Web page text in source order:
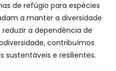
de refúgio para espécies
a manter a diversidade
a dependência de
contribuímos
sustentáveis e resilientes.